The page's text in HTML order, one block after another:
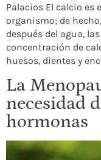
Palacios El calcio es
organismo; de
después del agua,
concentración de
huesos, dientes y
La
necesidad
hormonas